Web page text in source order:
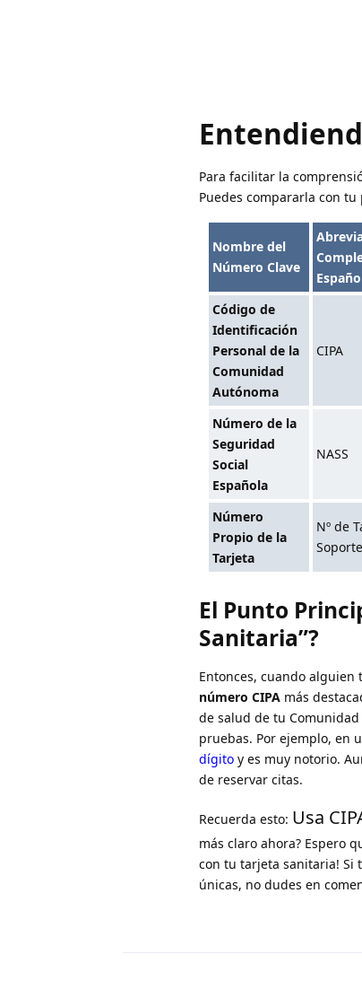
Para facilitar la
Puedes compararla con
Nombre del
Número Clave
Código de
Identificación
Personal de la
Comunidad
Autónoma
CIPA
Número de la
Seguridad
Social
Española
NASS
Número
Propio de la
Tarjeta
Nº de
Soporte
El Punto
Sanitaria”?
Entonces, cuando alguien
número CIPA más
de salud de tu
pruebas. Por ejemplo, en
dígito y es muy notorio.
de reservar citas.
Recuerda esto: Usa
más claro ahora? Espero
con tu tarjeta sanitaria! Si
únicas, no dudes en